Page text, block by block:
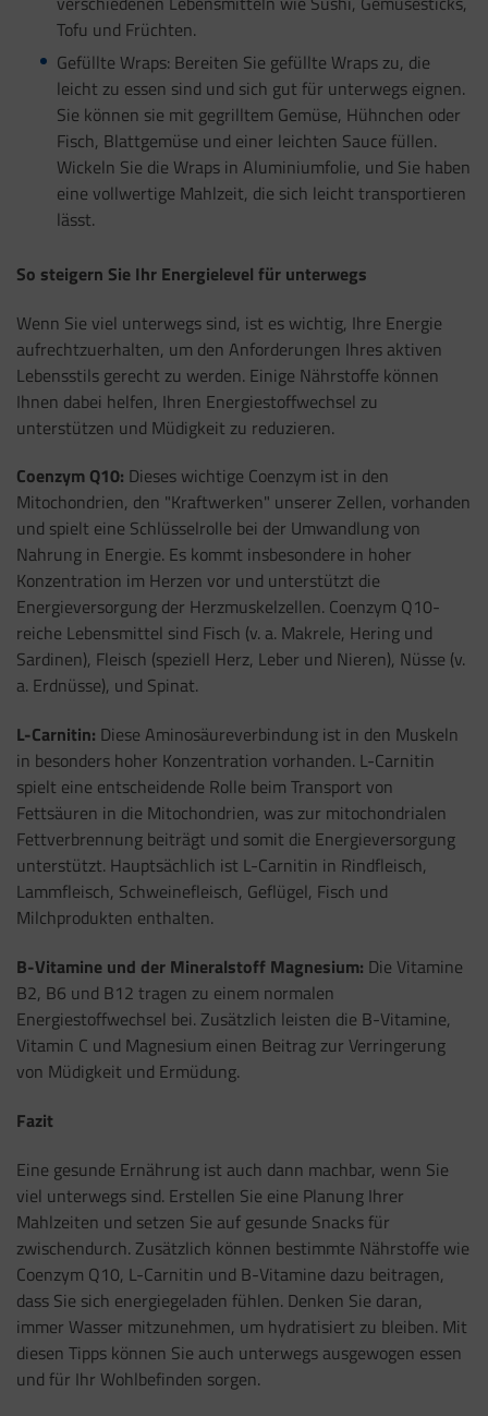
Tofu und Früchten.
Gefüllte Wraps: Bereiten Sie gefüllte Wraps zu, die
leicht zu essen sind und sich gut für unterwegs eignen.
Sie können sie mit gegrilltem Gemüse, Hühnchen oder
Fisch, Blattgemüse und einer leichten Sauce füllen.
Wickeln Sie die Wraps in Aluminiumfolie, und Sie haben
eine vollwertige Mahlzeit, die sich leicht transportieren
lässt.
So steigern Sie Ihr Energielevel für unterwegs
Wenn Sie viel unterwegs sind, ist es wichtig, Ihre Energie
aufrechtzuerhalten, um den Anforderungen Ihres aktiven
Lebensstils gerecht zu werden. Einige Nährstoffe können
Ihnen dabei helfen, Ihren Energiestoffwechsel zu
unterstützen und Müdigkeit zu reduzieren.
Coenzym Q10: Dieses wichtige Coenzym ist in den
Mitochondrien, den "Kraftwerken" unserer Zellen, vorhanden
und spielt eine Schlüsselrolle bei der Umwandlung von
Nahrung in Energie. Es kommt insbesondere in hoher
Konzentration im Herzen vor und unterstützt die
Energieversorgung der Herzmuskelzellen. Coenzym Q10-
reiche Lebensmittel sind Fisch (v. a. Makrele, Hering und
Sardinen), Fleisch (speziell Herz, Leber und Nieren), Nüsse (v.
a. Erdnüsse), und Spinat.
L-Carnitin: Diese Aminosäureverbindung ist in den Muskeln
in besonders hoher Konzentration vorhanden. L-Carnitin
spielt eine entscheidende Rolle beim Transport von
Fettsäuren in die Mitochondrien, was zur mitochondrialen
Fettverbrennung beiträgt und somit die Energieversorgung
unterstützt. Hauptsächlich ist L-Carnitin in Rindfleisch,
Lammfleisch, Schweinefleisch, Geflügel, Fisch und
Milchprodukten enthalten.
B-Vitamine und der Mineralstoff Magnesium: Die Vitamine
B2, B6 und B12 tragen zu einem normalen
Energiestoffwechsel bei. Zusätzlich leisten die B-Vitamine,
Vitamin C und Magnesium einen Beitrag zur Verringerung
von Müdigkeit und Ermüdung.
Fazit
Eine gesunde Ernährung ist auch dann machbar, wenn Sie
viel unterwegs sind. Erstellen Sie eine Planung Ihrer
Mahlzeiten und setzen Sie auf gesunde Snacks für
zwischendurch. Zusätzlich können bestimmte Nährstoffe wie
Coenzym Q10, L-Carnitin und B-Vitamine dazu beitragen,
dass Sie sich energiegeladen fühlen. Denken Sie daran,
immer Wasser mitzunehmen, um hydratisiert zu bleiben. Mit
diesen Tipps können Sie auch unterwegs ausgewogen essen
und für Ihr Wohlbefinden sorgen.